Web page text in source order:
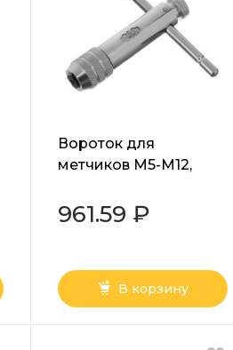
Вороток для
метчиков М5-М12,
трещоткой Matrix
961.59 ₽
В корзину